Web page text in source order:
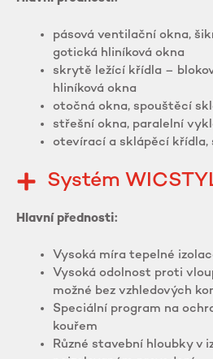
pásová ventilační okna,
gotická hliníková okna
skrytě ležící křídla –
hliníková okna
otočná okna, spouštěcí
střešní okna, paralelní
otevírací a sklápěcí křídla,
Systém
Hlavní přednosti:
Vysoká míra tepelné
Vysoká odolnost proti
možné bez vzhledových
Speciální program na
kouřem
Různé stavební hloubky v